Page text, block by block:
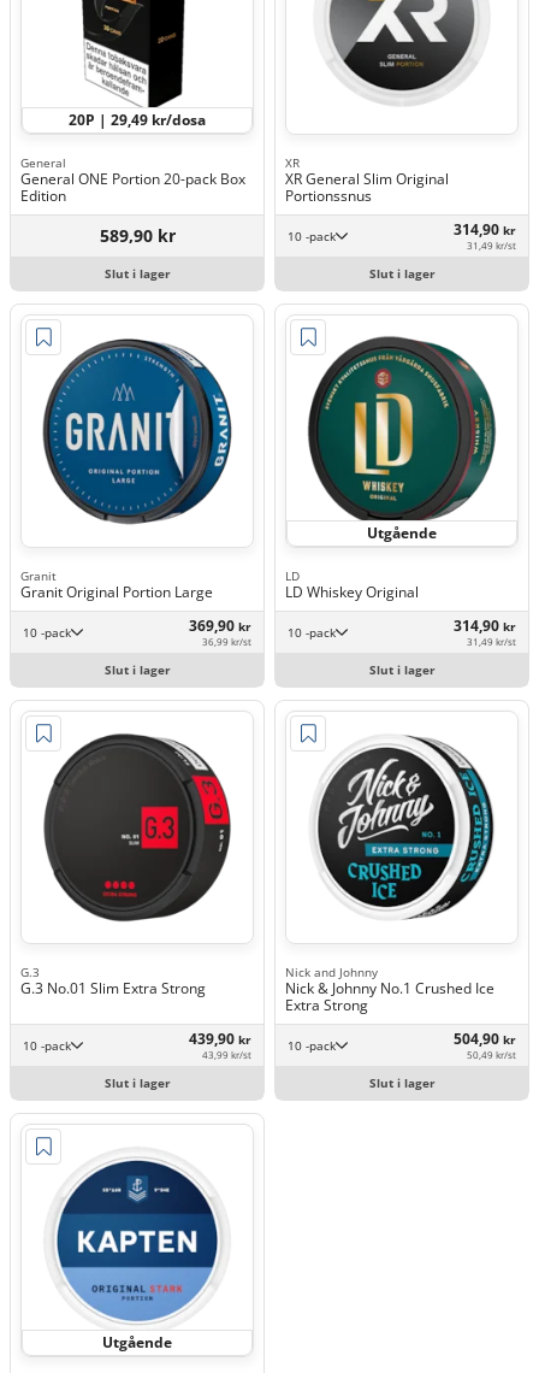
20P | 29,49 kr/dosa
General
General ONE Portion 20-pack Box
Edition
589,90 kr
Slut i lager
XR
XR General Slim Original
Portionssnus
10 -pack 314,90 kr
31,49 kr/st
Slut i lager
Granit
Granit Original Portion Large
10 -pack 369,90 kr
36,99 kr/st
Slut i lager
Utgående
LD
LD Whiskey Original
10 -pack 314,90 kr
31,49 kr/st
Slut i lager
G.3
G.3 No.01 Slim Extra Strong
10 -pack 439,90 kr
43,99 kr/st
Slut i lager
Nick and Johnny
Nick & Johnny No.1 Crushed Ice
Extra Strong
10 -pack 504,90 kr
50,49 kr/st
Slut i lager
Utgående